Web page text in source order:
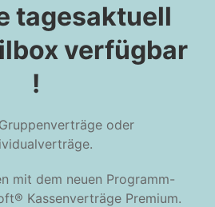
tagesaktuell
verfügbar
!
oder
mit dem neuen Programm-
Kassenverträge Premium.